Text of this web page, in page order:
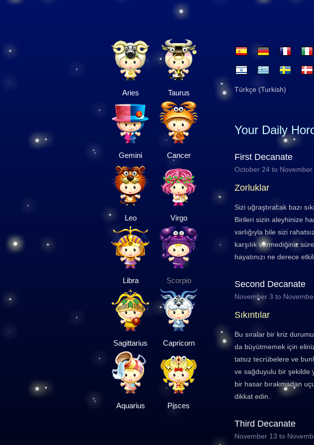
Aries Taurus
Gemini Cancer
Leo Virgo
Libra Scorpio
Sagittarius Capricorn
Aquarius Pisces
Türkçe (Turkish)
Your Daily
First Decanate
October 24 to November
Zorluklar
Sizi uğraştıracak bazı
Birileri sizin aleyhinize
varlığıyla bile sizi
karşılık vermediğiniz
hayatınızı ne derece
Second Decanate
November 3 to
Sıkıntılar
Bu sıralar bir kriz
da büyütmemek için
tatsız tecrübelere ve
ve sağduyulu bir şekilde
bir hasar bırakmadan
dikkat edin.
Third Decanate
November 13 to